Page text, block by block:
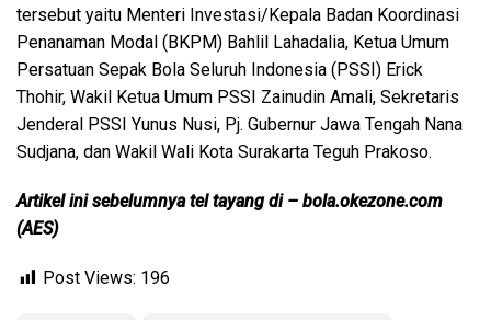
tersebut yaitu Menteri Investasi/Kepala Badan Koordinasi
Penanaman Modal (BKPM) Bahlil Lahadalia, Ketua Umum
Persatuan Sepak Bola Seluruh Indonesia (PSSI) Erick
Thohir, Wakil Ketua Umum PSSI Zainudin Amali, Sekretaris
Jenderal PSSI Yunus Nusi, Pj. Gubernur Jawa Tengah Nana
Sudjana, dan Wakil Wali Kota Surakarta Teguh Prakoso.
Artikel ini sebelumnya tel tayang di – bola.okezone.com
(AES)
Post Views: 196